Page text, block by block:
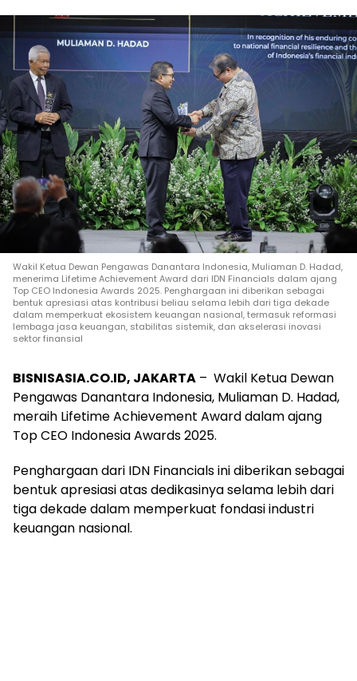
Wakil Ketua Dewan Pengawas Danantara Indonesia, Muliaman D. Hadad,
menerima Lifetime Achievement Award dari IDN Financials dalam ajang
Top CEO Indonesia Awards 2025. Penghargaan ini diberikan sebagai
bentuk apresiasi atas kontribusi beliau selama lebih dari tiga dekade
dalam memperkuat ekosistem keuangan nasional, termasuk reformasi
lembaga jasa keuangan, stabilitas sistemik, dan akselerasi inovasi
sektor finansial
BISNISASIA.CO.ID, JAKARTA – Wakil Ketua Dewan
Pengawas Danantara Indonesia, Muliaman D. Hadad,
meraih Lifetime Achievement Award dalam ajang
Top CEO Indonesia Awards 2025.
Penghargaan dari IDN Financials ini diberikan sebagai
bentuk apresiasi atas dedikasinya selama lebih dari
tiga dekade dalam memperkuat fondasi industri
keuangan nasional.